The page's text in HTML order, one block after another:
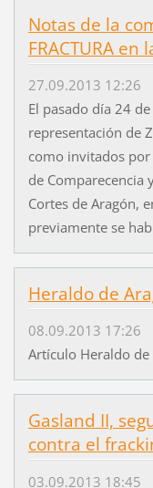
Notas de la
FRACTURA en
27.09.2013 12:26
El pasado día 24
representación de
como invitados
de Comparecencia
Cortes de Aragón,
previamente se
Heraldo de
08.09.2013 17:26
Artículo Heraldo de
Gasland II,
contra el
03.09.2013 18:45